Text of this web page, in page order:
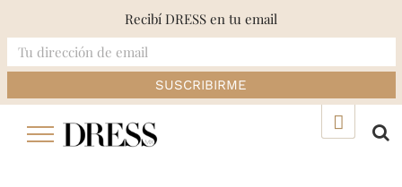
Recibí DRESS en tu email